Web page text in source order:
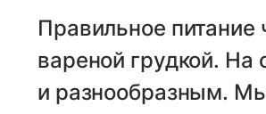
Правильное питание
вареной грудкой.
и разнообразным.